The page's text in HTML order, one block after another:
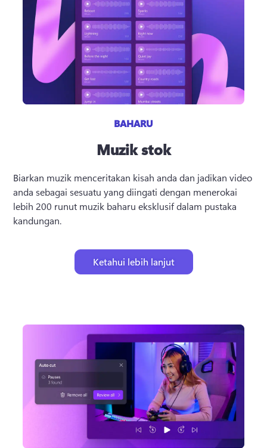
BAHARU
Muzik stok
Biarkan muzik menceritakan kisah anda dan jadikan video
anda sebagai sesuatu yang diingati dengan menerokai
lebih 200 runut muzik baharu eksklusif dalam pustaka
kandungan.
Ketahui lebih lanjut